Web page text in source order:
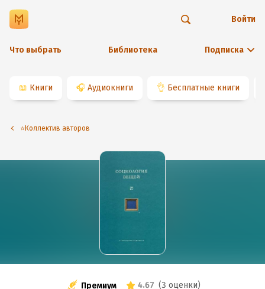
Что выбрать Библиотека Подписка
Войти
📖 Книги 🎧 Аудиокниги 👌 Бесплатные книги
⭐️Коллектив авторов
Премиум 4.67 (3 оценки)